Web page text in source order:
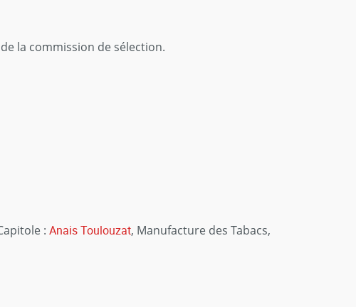
la commission de sélection.
: Anais Toulouzat, Manufacture des Tabacs,